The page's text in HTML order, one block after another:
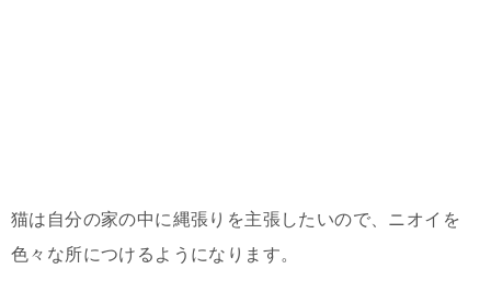
猫は自分の家の中に縄張りを主張したいので、ニオイを
色々な所につけるようになります。